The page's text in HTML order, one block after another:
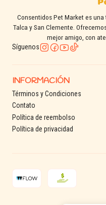
Consentidos Pet Market es
Talca y San Clemente.
mejor amigo, con
Síguenos
INFORMACIÓN
Términos y Condiciones
Contato
Política de reembolso
Política de privacidad